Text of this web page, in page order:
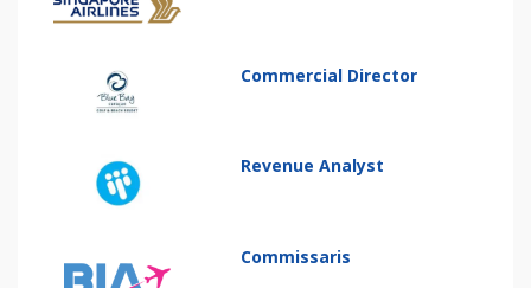
Commercial Director
Revenue Analyst
Commissaris